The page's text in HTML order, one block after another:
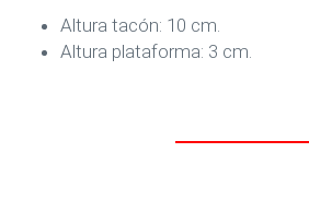
Altura tacón: 10 cm.
Altura plataforma: 3 cm.